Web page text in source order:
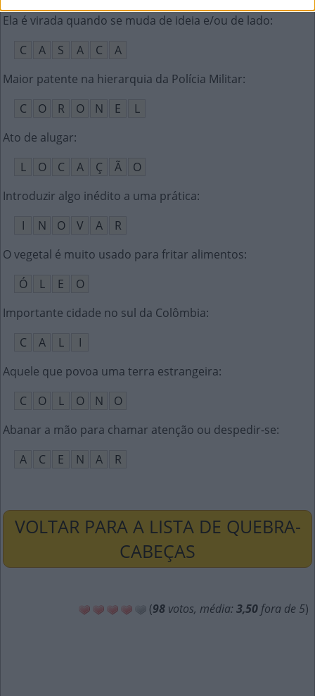
Ela é virada quando se muda de ideia e/ou de lado:
C
A S A C
A
Maior patente na hierarquia da Polícia Militar:
C
O R O N E
L
Ato de alugar:
L
O C A Ç Ã
O
Introduzir algo inédito a uma prática:
I
N O V A
R
O vegetal é muito usado para fritar alimentos:
Ó
L E
O
Importante cidade no sul da Colômbia:
C
A L
I
Aquele que povoa uma terra estrangeira:
C
O L O N
O
Abanar a mão para chamar atenção ou despedir-se:
A
C E N A R
VOLTAR PARA A LISTA DE QUEBRA-
CABEÇAS
(98 votos, média: 3,50 fora de 5)